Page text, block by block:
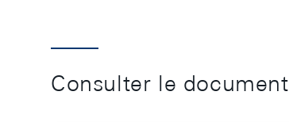
Consulter le document